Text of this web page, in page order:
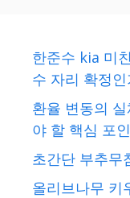
한준수 kia 미
수 자리 확정인
환율 변동의
야 할 핵심 포
초간단 부추무
올리브나무 키